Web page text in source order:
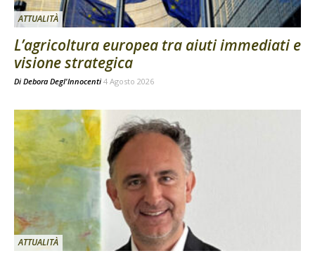
ATTUALITÀ
L’agricoltura europea tra aiuti immediati e
visione strategica
Di Debora Degl'Innocenti 4 Agosto 2026
ATTUALITÀ